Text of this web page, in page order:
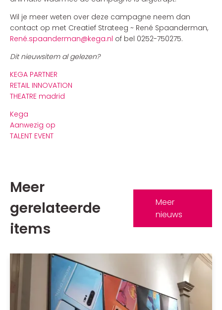
Wil je meer weten over deze campagne neem dan
contact op met Creatief Strateeg ~ René Spaanderman,
René.spaanderman@kega.nl of bel 0252-750275.
Dit nieuwsitem al gelezen?
KEGA PARTNER
RETAIL INNOVATION
THEATRE madrid
Kega
Aanwezig op
TALENT EVENT
Meer
gerelateerde
items
Meer
nieuws